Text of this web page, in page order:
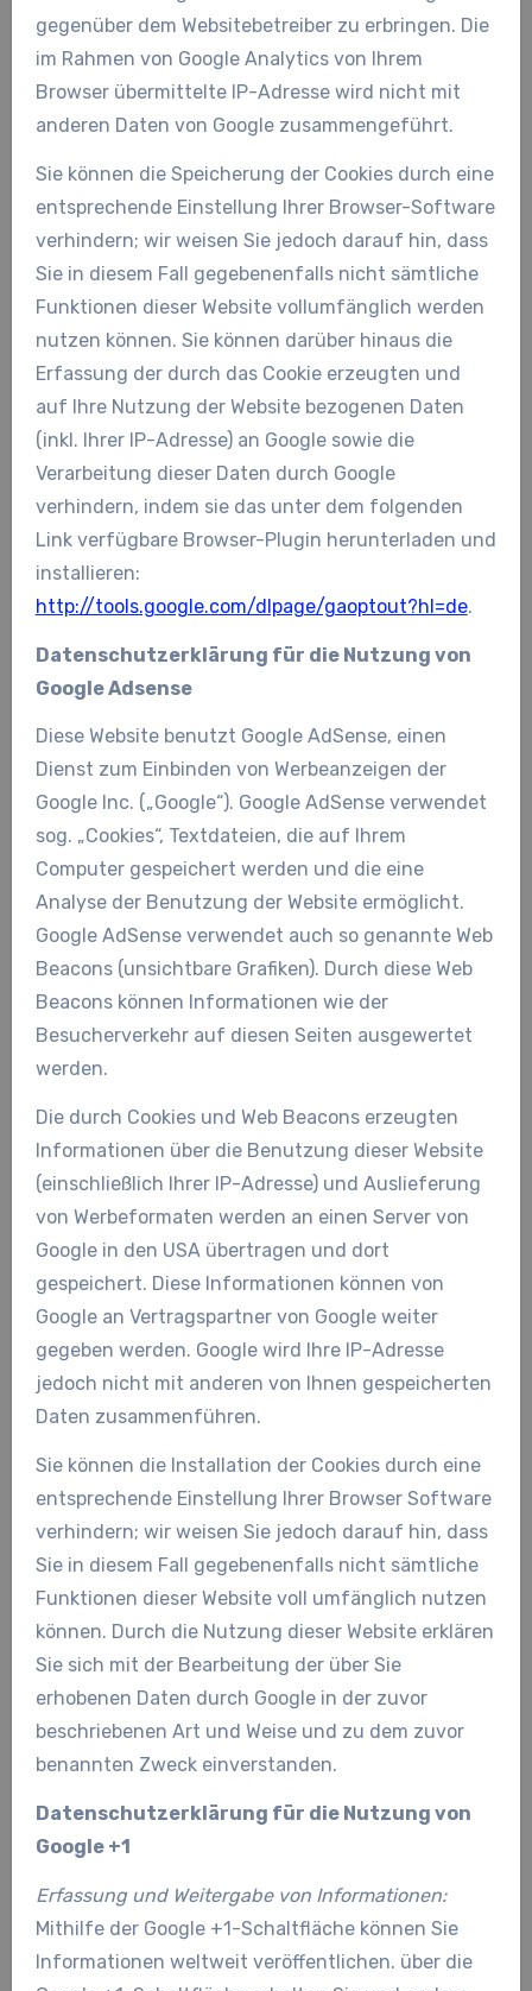
gegenüber dem Websitebetreiber zu erbringen. Die
im Rahmen von Google Analytics von Ihrem
Browser übermittelte IP-Adresse wird nicht mit
anderen Daten von Google zusammengeführt.
Sie können die Speicherung der Cookies durch eine
entsprechende Einstellung Ihrer Browser-Software
verhindern; wir weisen Sie jedoch darauf hin, dass
Sie in diesem Fall gegebenenfalls nicht sämtliche
Funktionen dieser Website vollumfänglich werden
nutzen können. Sie können darüber hinaus die
Erfassung der durch das Cookie erzeugten und
auf Ihre Nutzung der Website bezogenen Daten
(inkl. Ihrer IP-Adresse) an Google sowie die
Verarbeitung dieser Daten durch Google
verhindern, indem sie das unter dem folgenden
Link verfügbare Browser-Plugin herunterladen und
installieren:
http://tools.google.com/dlpage/gaoptout?hl=de.
Datenschutzerklärung für die Nutzung von
Google Adsense
Diese Website benutzt Google AdSense, einen
Dienst zum Einbinden von Werbeanzeigen der
Google Inc. („Google“). Google AdSense verwendet
sog. „Cookies“, Textdateien, die auf Ihrem
Computer gespeichert werden und die eine
Analyse der Benutzung der Website ermöglicht.
Google AdSense verwendet auch so genannte Web
Beacons (unsichtbare Grafiken). Durch diese Web
Beacons können Informationen wie der
Besucherverkehr auf diesen Seiten ausgewertet
werden.
Die durch Cookies und Web Beacons erzeugten
Informationen über die Benutzung dieser Website
(einschließlich Ihrer IP-Adresse) und Auslieferung
von Werbeformaten werden an einen Server von
Google in den USA übertragen und dort
gespeichert. Diese Informationen können von
Google an Vertragspartner von Google weiter
gegeben werden. Google wird Ihre IP-Adresse
jedoch nicht mit anderen von Ihnen gespeicherten
Daten zusammenführen.
Sie können die Installation der Cookies durch eine
entsprechende Einstellung Ihrer Browser Software
verhindern; wir weisen Sie jedoch darauf hin, dass
Sie in diesem Fall gegebenenfalls nicht sämtliche
Funktionen dieser Website voll umfänglich nutzen
können. Durch die Nutzung dieser Website erklären
Sie sich mit der Bearbeitung der über Sie
erhobenen Daten durch Google in der zuvor
beschriebenen Art und Weise und zu dem zuvor
benannten Zweck einverstanden.
Datenschutzerklärung für die Nutzung von
Google +1
Erfassung und Weitergabe von Informationen:
Mithilfe der Google +1-Schaltfläche können Sie
Informationen weltweit veröffentlichen. über die